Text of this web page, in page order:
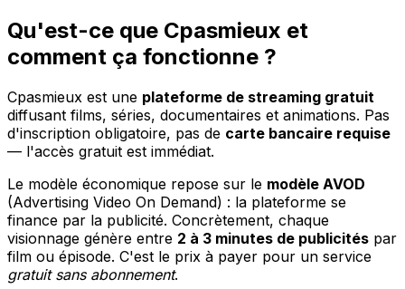
Qu'est-ce que Cpasmieux et
comment ça fonctionne ?
Cpasmieux est une plateforme de streaming gratuit
diffusant films, séries, documentaires et animations. Pas
d'inscription obligatoire, pas de carte bancaire requise
— l'accès gratuit est immédiat.
Le modèle économique repose sur le modèle AVOD
(Advertising Video On Demand) : la plateforme se
finance par la publicité. Concrètement, chaque
visionnage génère entre 2 à 3 minutes de publicités par
film ou épisode. C'est le prix à payer pour un service
gratuit sans abonnement.